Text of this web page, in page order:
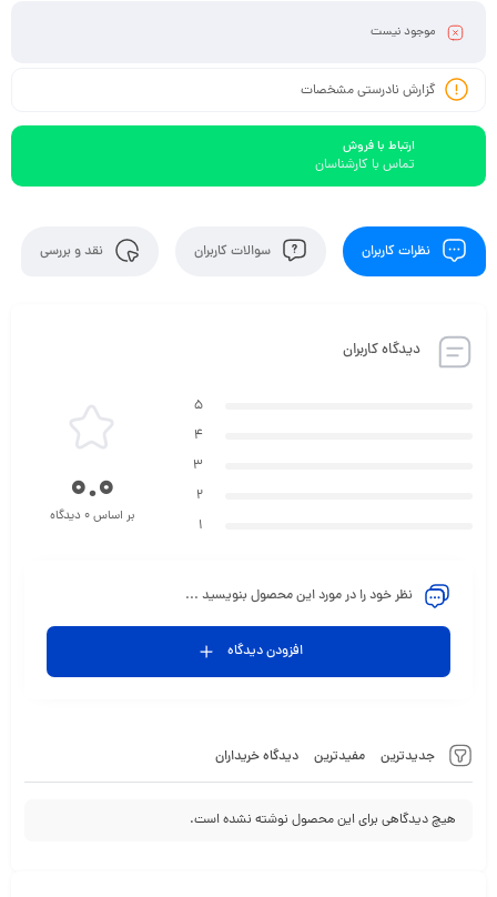
موجود نیست
گزارش نادرستی مشخصات
ارتباط با فروش
تماس با کارشناسان
نظرات کاربران سوالات کاربران نقد و بررسی
دیدگاه کاربران
جدیدترین مفیدترین دیدگاه خریداران
هیچ دیدگاهی برای این محصول نوشته نشده است.
5
4
3
2
1
0.0
بر اساس 0 دیدگاه
نظر خود را در مورد این محصول بنویسید ...
افزودن دیدگاه